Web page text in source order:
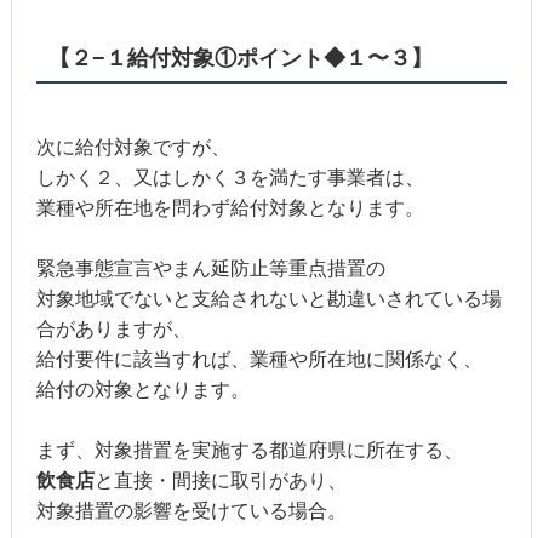
【２−１給付対象①ポイント◆１〜３】
次に給付対象ですが、
しかく２、又はしかく３を満たす事業者は、
業種や所在地を問わず給付対象となります。
緊急事態宣言やまん延防止等重点措置の
対象地域でないと支給されないと勘違いされている場
合がありますが、
給付要件に該当すれば、業種や所在地に関係なく、
給付の対象となります。
まず、対象措置を実施する都道府県に所在する、
飲食店と直接・間接に取引があり、
対象措置の影響を受けている場合。